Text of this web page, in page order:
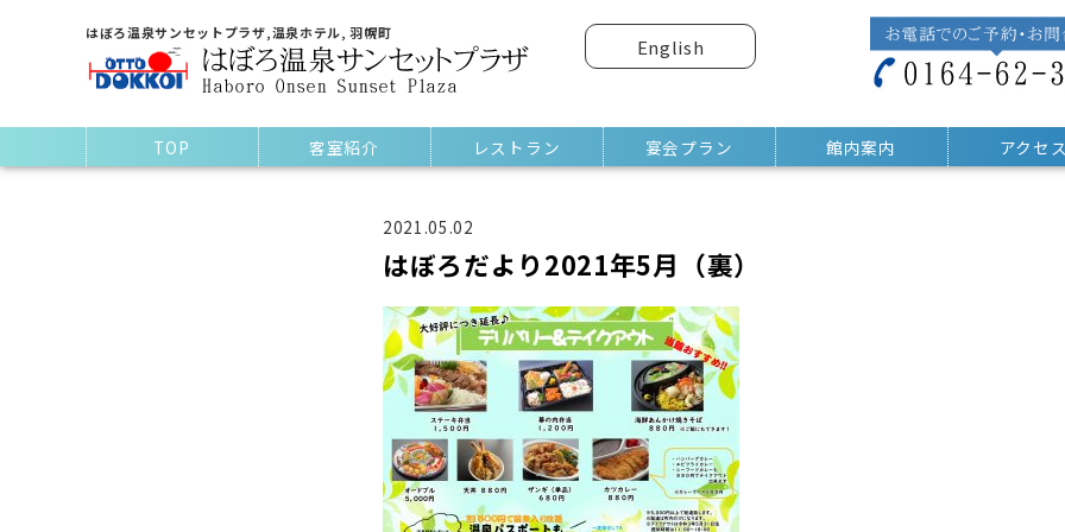
はぼろ温泉サンセットプラザ,温泉ホテル, 羽幌町
English
TOP 客室紹介 レストラン 宴会プラン 館内案内 アクセ
2021.05.02
はぼろだより2021年5月（裏）